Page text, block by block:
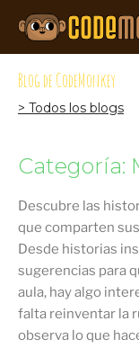
Blog de CodeMonkey
> Todos los blogs
Categoría:
Descubre las
que comparten
Desde historias
sugerencias para
aula, hay algo
falta reinventar la
observa lo que